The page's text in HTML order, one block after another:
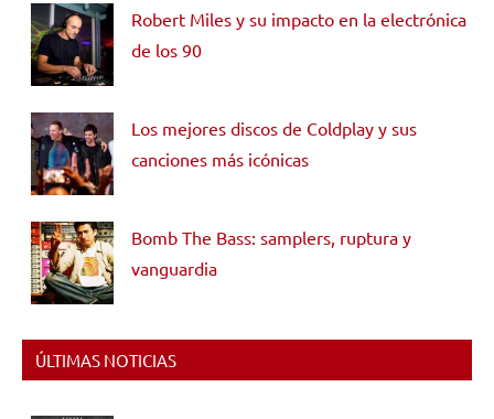
Robert Miles y su impacto en la electrónica
de los 90
Los mejores discos de Coldplay y sus
canciones más icónicas
Bomb The Bass: samplers, ruptura y
vanguardia
ÚLTIMAS NOTICIAS